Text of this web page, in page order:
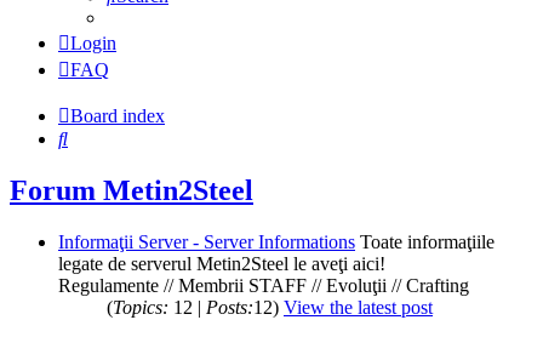
Login
FAQ
Board index
Search
Forum Metin2Steel
Informaţii Server - Server Informations Toate informaţiile
legate de serverul Metin2Steel le aveţi aici!
Regulamente // Membrii STAFF // Evoluţii // Crafting
(Topics: 12 | Posts:12) View the latest post